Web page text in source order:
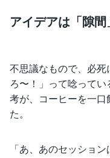
アイデアは「隙
不思議なもので、必
ろ〜！」って唸って
考が、コーヒーを一
た。
「あ、あのセッショ